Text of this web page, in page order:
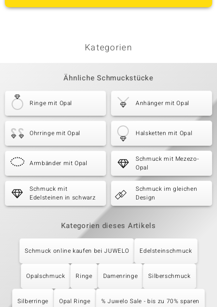
Kategorien
Ähnliche Schmuckstücke
Ringe mit Opal Anhänger mit Opal
Ohrringe mit Opal Halsketten mit Opal
Armbänder mit Opal
Schmuck mit Mezezo-
Opal
Schmuck mit
Edelsteinen in schwarz
Schmuck im gleichen
Design
Kategorien dieses Artikels
Schmuck online kaufen bei JUWELO Edelsteinschmuck
Opalschmuck Ringe Damenringe Silberschmuck
Silberringe Opal Ringe % Juwelo Sale - bis zu 70% sparen